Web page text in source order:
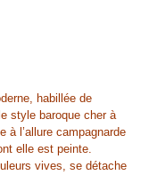
habillée de
style baroque cher à
à l’allure campagnarde
elle est peinte.
vives, se détache